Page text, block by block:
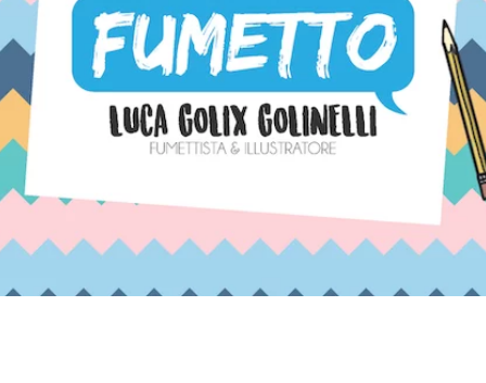
Blog
Contatti